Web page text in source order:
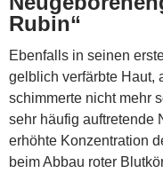
Rubin“
Ebenfalls in seinen
gelblich verfärbte Haut,
schimmerte nicht mehr
sehr häufig auftretende
erhöhte Konzentration
beim Abbau roter